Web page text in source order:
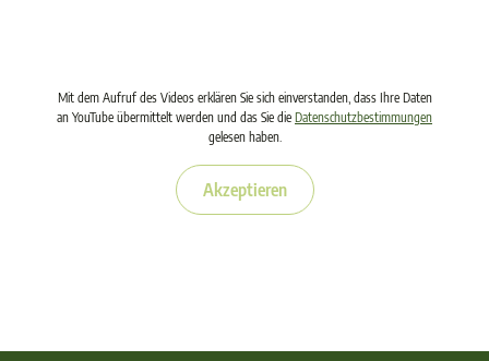
Mit dem Aufruf des Videos erklären Sie sich einverstanden, dass Ihre Daten
an YouTube übermittelt werden und das Sie die Datenschutzbestimmungen
gelesen haben.
Akzeptieren